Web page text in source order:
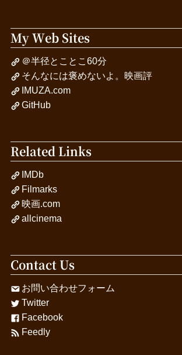
My Web Sites
＠半径とことこ60分
そんなには褒めないよ。映画評
IMUZA.com
GitHub
Related Links
IMDb
Filmarks
映画.com
allcinema
Contact Us
お問い合わせフォーム
Twitter
Facebook
Feedly